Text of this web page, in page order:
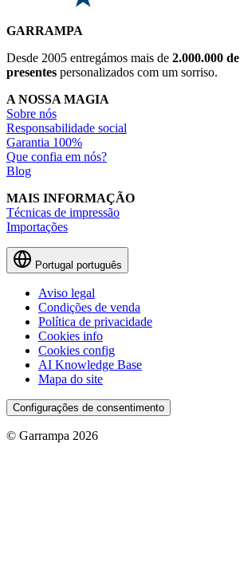
GARRAMPA
Desde 2005 entregámos mais de 2.000.000 de
presentes personalizados com um sorriso.
A NOSSA MAGIA
Sobre nós
Responsabilidade social
Garantia 100%
Que confia em nós?
Blog
MAIS INFORMAÇÃO
Técnicas de impressão
Importações
Portugal português
Aviso legal
Condições de venda
Política de privacidade
Cookies info
Cookies config
AI Knowledge Base
Mapa do site
Configurações de consentimento
© Garrampa 2026